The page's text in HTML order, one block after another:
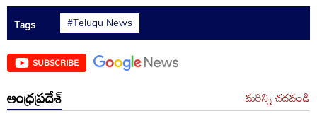
Tags #Telugu News
SUBSCRIBE
ఆంధ్రప్రదేశ్ మరిన్ని చదవండి